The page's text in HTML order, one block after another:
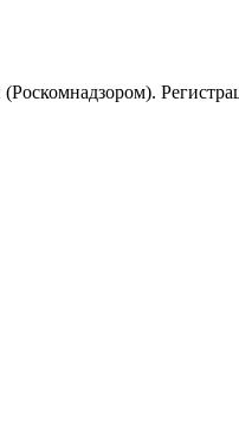
(Роскомнадзором).